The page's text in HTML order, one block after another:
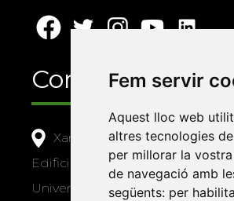
Fem servir
Aquest lloc web
altres tecnologies
per millorar la
de navegació amb
següents: per
Contacte
Xarxa Vives d'Universitats
Edifici Àgora
Universitat Jaume I, local 10